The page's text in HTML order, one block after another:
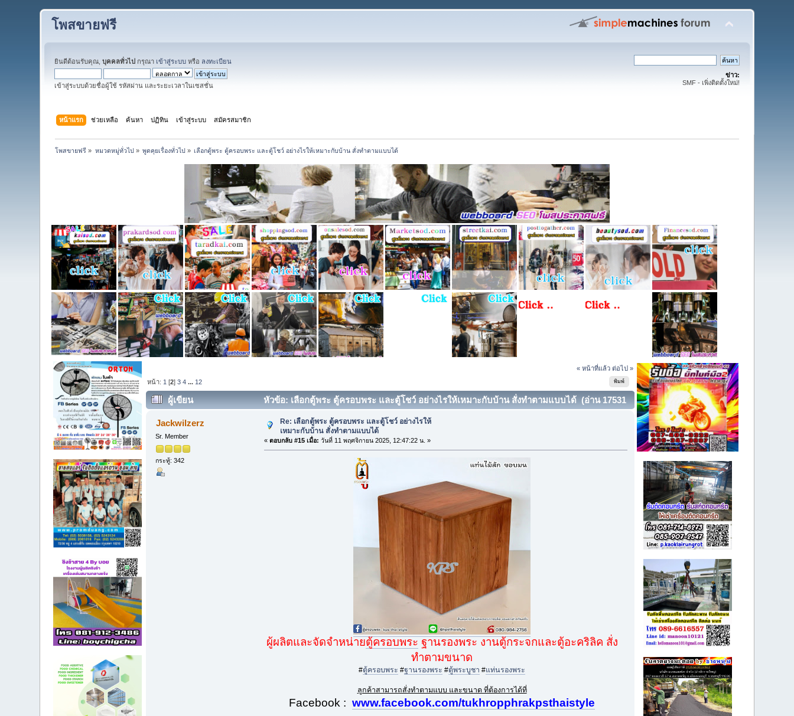
โพสขายฟรี
ยินดีต้อนรับคุณ,บุคคลทั่วไป กรุณา เข้าสู่ระบบ หรือ ลงทะเบียน
เข้าสู่ระบบด้วยชื่อผู้ใช้ รหัสผ่าน และระยะเวลาในเซสชั่น
ข่าว:
SMF - เพิ่งติดตั้งใหม่!
หน้าแรก ช่วยเหลือ ค้นหา ปฏิทิน เข้าสู่ระบบ สมัครสมาชิก
โพสขายฟรี » หมวดหมู่ทั่วไป» พูดคุยเรื่องทั่วไป » เลือกตู้พระ ตู้ครอบพระ และตู้โชว์ อย่างไรให้เหมาะกับบ้าน สั่งทำตามแบบได้
« หน้าที่แล้ว ต่อไป »
พิมพ์
หน้า: 1 [2]3 4 ... 12
ผู้เขียน
หัวข้อ: เลือกตู้พระ ตู้ครอบพระ และตู้โชว์ อย่างไรให้เหมาะกับบ้าน สั่งทำตามแบบได้ (อ่าน 17531
ครั้ง)
Jackwilzerz
Sr. Member
กระทู้: 342
Re: เลือกตู้พระ ตู้ครอบพระ และตู้โชว์ อย่างไรให้
เหมาะกับบ้าน สั่งทำตามแบบได้
« ตอบกลับ #15 เมื่อ: วันที่ 11 พฤศจิกายน 2025, 12:47:22 น. »
ผู้ผลิตและจัดจำหน่ายตู้ครอบพระ ฐานรองพระ งานตู้กระจกและตู้อะคริลิค สั่ง
ทำตามขนาด
#ตู้ครอบพระ #ฐานรองพระ #ตู้พระบูชา #แท่นรองพระ
ลูกค้าสามารถสั่งทำตามแบบ และขนาด ที่ต้องการได้ที่
Facebook :www.facebook.com/tukhropphrakpsthaistyle